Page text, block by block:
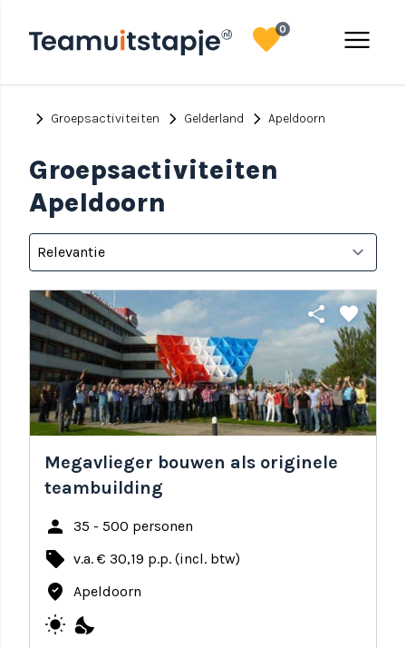
menu
favorite0
chevron_right Groepsactiviteiten chevron_right Gelderland chevron_right Apeldoorn
Groepsactiviteiten
Apeldoorn
share favorite
Megavlieger bouwen als originele
teambuilding
person 35 - 500 personen
local_offer v.a. € 30,19 p.p. (incl. btw)
where_to_vote Apeldoorn
wb_sunny nights_stay